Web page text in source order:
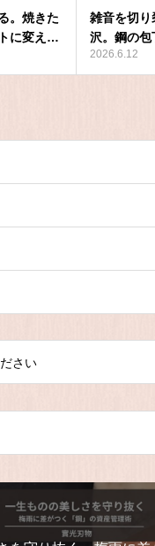
。焼きた
に変え…
雑音を切り
沢。鋼の
2026.6.12
さい